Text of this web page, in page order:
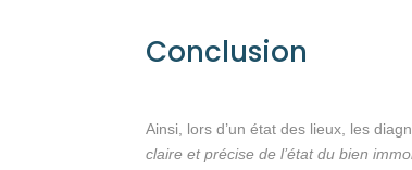
Conclusion
Ainsi, lors d’un état des lieux, les
claire et précise de l’état du bien